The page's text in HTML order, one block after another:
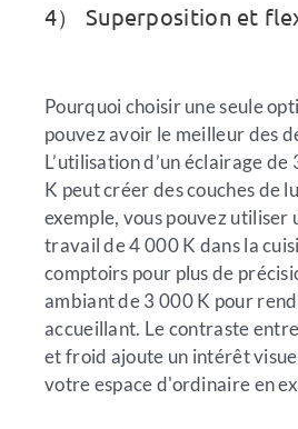
4） Superposition et
Pourquoi choisir une seule
pouvez avoir le meilleur des
L’utilisation d’un éclairage
K peut créer des couches de
exemple, vous pouvez utiliser
travail de 4 000 K dans la
comptoirs pour plus de
ambiant de 3 000 K pour
accueillant. Le contraste
et froid ajoute un intérêt
votre espace d'ordinaire en